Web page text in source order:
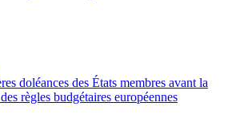
doléances des États membres avant la
règles budgétaires européennes